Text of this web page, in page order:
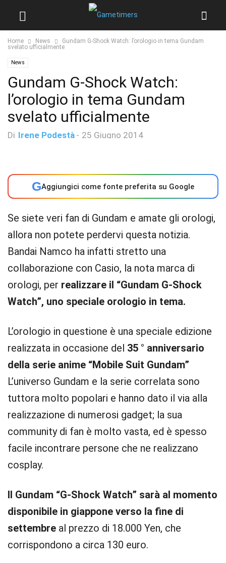
Home News
Gundam G-Shock Watch: l’orologio in tema Gundam
svelato ufficialmente
News
Gundam G-Shock Watch:
l’orologio in tema Gundam
svelato ufficialmente
Di Irene Podestà - 25 Giugno 2014
GAggiungici come fonte preferita su Google
Se siete veri fan di Gundam e amate gli orologi,
allora non potete perdervi questa notizia.
Bandai Namco ha infatti stretto una
collaborazione con Casio, la nota marca di
orologi, per realizzare il “Gundam G-Shock
Watch”, uno speciale orologio in tema.
L’orologio in questione è una speciale edizione
realizzata in occasione del 35 ° anniversario
della serie anime “Mobile Suit Gundam”
L’universo Gundam e la serie correlata sono
tuttora molto popolari e hanno dato il via alla
realizzazione di numerosi gadget; la sua
community di fan è molto vasta, ed è spesso
facile incontrare persone che ne realizzano
cosplay.
Il Gundam “G-Shock Watch” sarà al momento
disponibile in giappone verso la fine di
settembre al prezzo di 18.000 Yen, che
corrispondono a circa 130 euro.